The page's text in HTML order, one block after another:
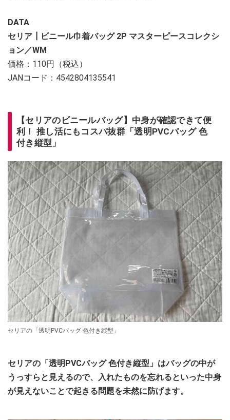
DATA
セリア┃ビニール巾着バッグ 2P マスターピースコレクシ
ョン／WM
価格：110円（税込）
JANコード：4542804135541
【セリアのビニールバッグ】中身が確認できて便
利！ 推し活にもコスパ抜群「透明PVCバッグ 色
付き縦型」
セリアの「透明PVCバッグ 色付き縦型」
セリアの「透明PVCバッグ 色付き縦型」はバッグの中が
うっすらと見えるので、入れたものを忘れるといった中身
が見えないことで起きる問題を未然に防げます。